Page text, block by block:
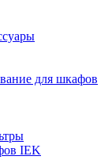
для шкафов
IEK